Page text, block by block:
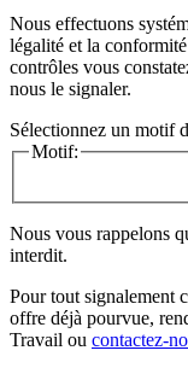
Nous effectuons
légalité et la
contrôles vous
nous le signaler.
Sélectionnez un motif
Motif:
Nous vous rappelons
interdit.
Pour tout signalement
offre déjà pourvue,
Travail ou contactez-